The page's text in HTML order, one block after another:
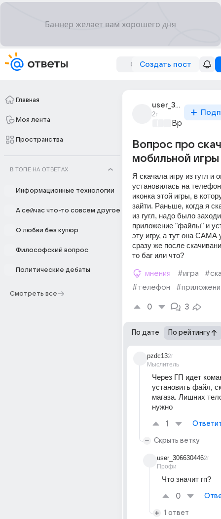
Создать пост
Главная
Моя лента
Пространства
В ТОПЕ НА ОТВЕТАХ
Информационные технологии
А сейчас что-то совсем другое
О любви без купюр
Философский вопрос
Политические дебаты
Смотреть все
user_306630446
2г
Время игр
Вопрос про
мобильной игры
Я скачала игру из гугл и
установилась на
иконка этой игры, в
зайти. Раньше, когда я
из гугл, надо было
приложение "файлы" и
эту игру, а тут она САМА
сразу же после
то баг или что?
мнения #игра
#телефон
0 3
По дате По рейтингу
pzdc13
Мыслитель
2г
Через ГП идет
установить файл,
магаза. Лишних
нужно
1
Скрыть ветку
user_306630446
Профи
2г
Что значит гп?
0
1 ответ